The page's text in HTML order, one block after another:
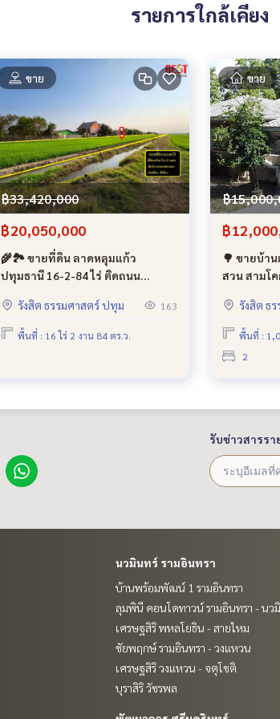
รายการใกล้เคียง
ขาย
฿33,420,000
฿20,050,000
🌾🏞 ขายที่ดิน ลาดหลุมแก้ว
ปทุมธานี 16-2-84 ไร่ ติดถนน
รังสิต ธรรมศาสตร์ ปทุม
163
พื้นที่ : 16 ไร่ 2 งาน 84 ตร.ว.
ขาย
฿
฿
🌳 ขายบ้าน
สวน สามโ
รังสิต ธ
พื้นที่ :
2
รับข่าวสารรา
นวมินทร์ รามอินทรา
บ้านพร้อมพัฒน์ 1 รามอินทรา
ลุมพินี คอนโดทาวน์ รามอินทรา - นว
เศรษฐสิริ พหลโยธิน - สายไหม
ชัยพฤกษ์ รามอินทรา - วงแหวน
เศรษฐสิริ วงแหวน - จตุโชติ
บุราสิริ วัชรพล